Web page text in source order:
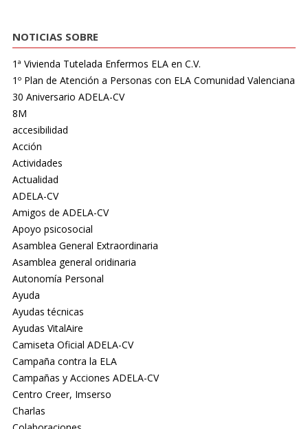
NOTICIAS SOBRE
1ª Vivienda Tutelada Enfermos ELA en C.V.
1º Plan de Atención a Personas con ELA Comunidad Valenciana
30 Aniversario ADELA-CV
8M
accesibilidad
Acción
Actividades
Actualidad
ADELA-CV
Amigos de ADELA-CV
Apoyo psicosocial
Asamblea General Extraordinaria
Asamblea general oridinaria
Autonomía Personal
Ayuda
Ayudas técnicas
Ayudas VitalAire
Camiseta Oficial ADELA-CV
Campaña contra la ELA
Campañas y Acciones ADELA-CV
Centro Creer, Imserso
Charlas